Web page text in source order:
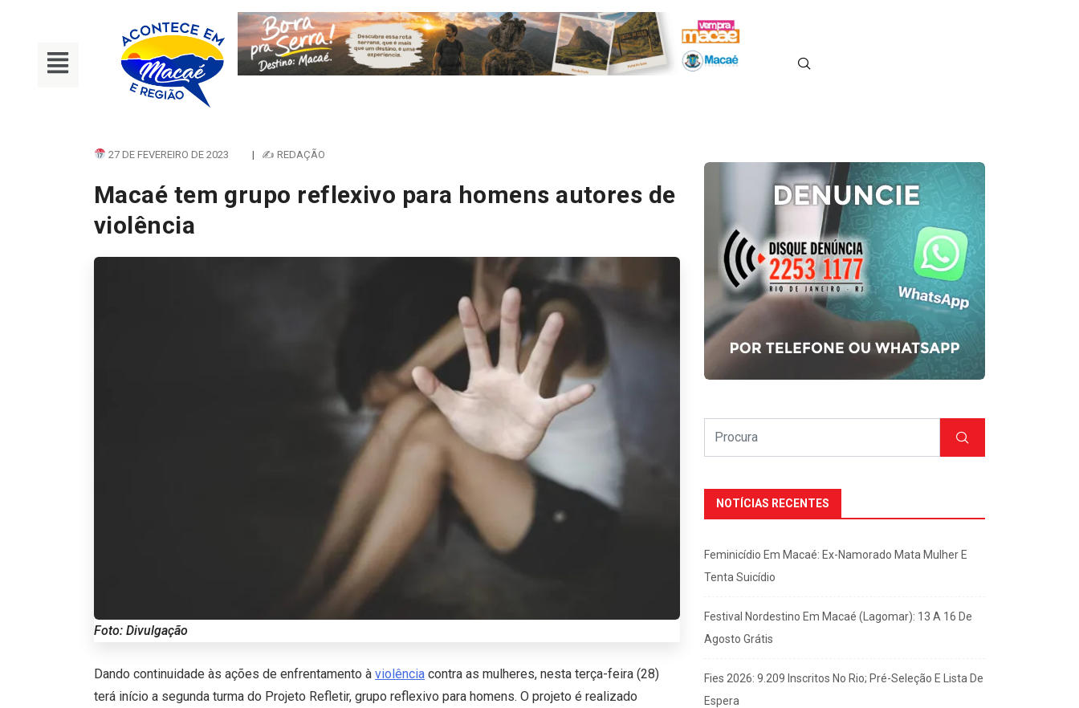
27 DE FEVEREIRO DE 2023 | ✍ REDAÇÃO
Macaé tem grupo reflexivo para homens autores de
violência
Foto: Divulgação
Dando continuidade às ações de enfrentamento à violência contra as mulheres, nesta terça-feira (28)
terá início a segunda turma do Projeto Refletir, grupo reflexivo para homens. O projeto é realizado
NOTÍCIAS RECENTES
Feminicídio Em Macaé: Ex-Namorado Mata Mulher E
Tenta Suicídio
Festival Nordestino Em Macaé (Lagomar): 13 A 16 De
Agosto Grátis
Fies 2026: 9.209 Inscritos No Rio; Pré-Seleção E Lista De
Espera